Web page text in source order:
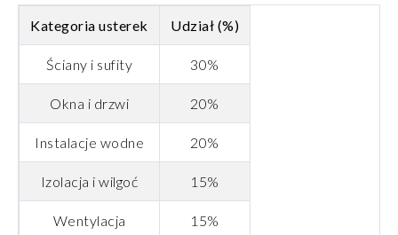
Kategoria usterek Udział (%)
Ściany i sufity 30%
Okna i drzwi 20%
Instalacje wodne 20%
Izolacja i wilgoć 15%
Wentylacja 15%